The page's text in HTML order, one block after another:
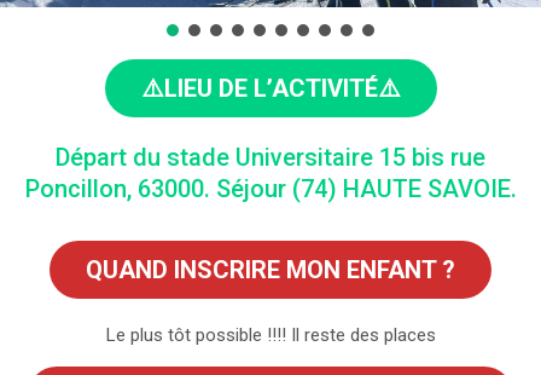
⚠️LIEU DE L’ACTIVITÉ⚠️
Départ du stade Universitaire 15 bis rue
Poncillon, 63000. Séjour (74) HAUTE SAVOIE.
QUAND INSCRIRE MON ENFANT ?
Le plus tôt possible !!!! Il reste des places